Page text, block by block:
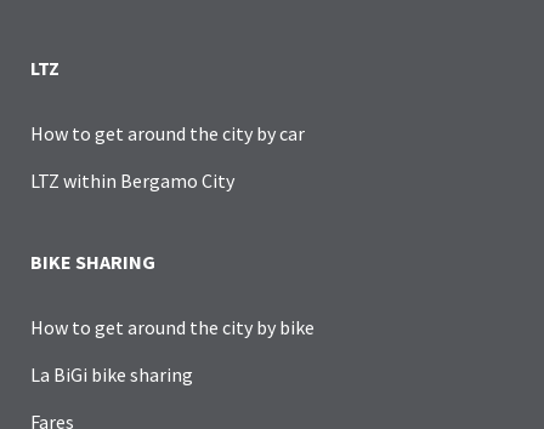
LTZ
How to get around the city by car
LTZ within Bergamo City
BIKE SHARING
How to get around the city by bike
La BiGi bike sharing
Fares